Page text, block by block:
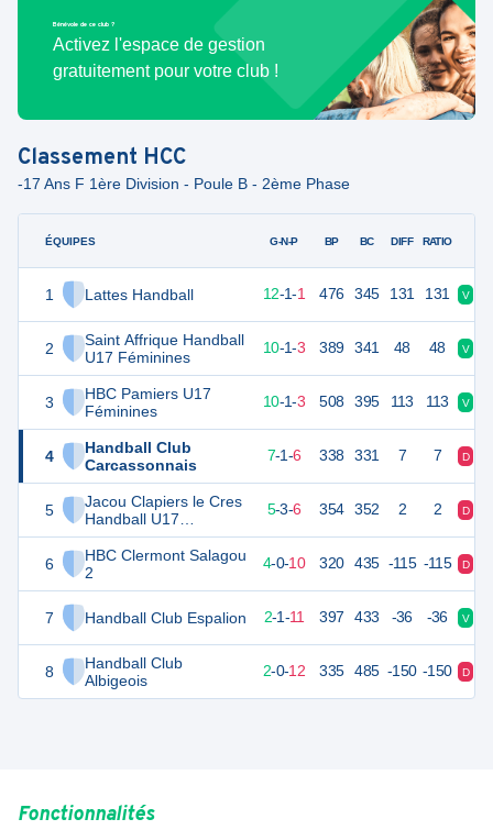
Bénévole de ce club ?
Activez l'espace de gestion
gratuitement pour votre club !
Classement HCC
-17 Ans F 1ère Division - Poule B - 2ème Phase
ÉQUIPES
1 Lattes Handball
2
Saint Affrique Handball
U17 Féminines
3
HBC Pamiers U17
Féminines
4
Handball Club
Carcassonnais
5
Jacou Clapiers le Cres
Handball U17
Féminines
6
HBC Clermont Salagou
2
7 Handball Club Espalion
8
Handball Club
Albigeois
G-N-P BP BC DIFF RATIO
39 12-1-1 476 345 131 131 V
35 14 10-1-3 389 341 48 48 V
35 10-1-3 508 395 113 113 V
7-1-6 338 331 7 7 D
27 14 5-3-6 354 352 2 2 D
21 14 4-0-10 320 435 -115 -115 D
19 14 2-1-11 397 433 -36 -36 V
2-0-12 335 485 -150 -150 D
Fonctionnalités